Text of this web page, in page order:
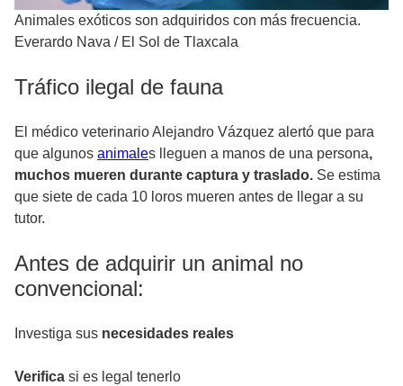
Animales exóticos son adquiridos con más frecuencia.
Everardo Nava / El Sol de Tlaxcala
Tráfico ilegal de fauna
El médico veterinario Alejandro Vázquez alertó que para
que algunos animales lleguen a manos de una persona,
muchos mueren durante captura y traslado. Se estima
que siete de cada 10 loros mueren antes de llegar a su
tutor.
Antes de adquirir un animal no
convencional:
Investiga sus necesidades reales
Verifica si es legal tenerlo